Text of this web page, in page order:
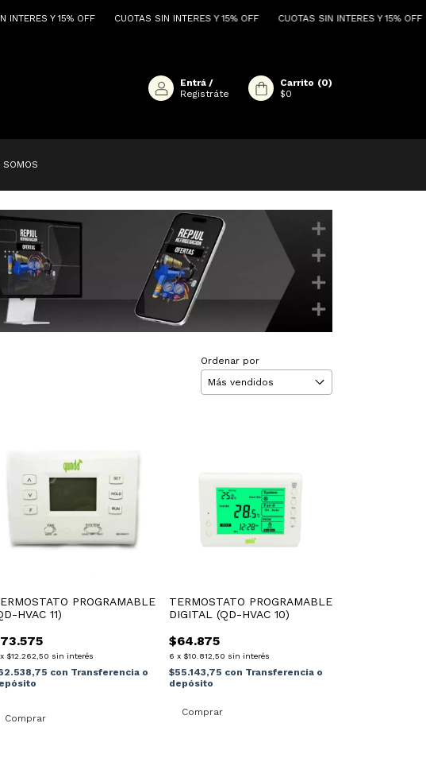
Y 15% OFF CUOTAS SIN INTERES Y 15% OFF CUOTAS SIN INTERES Y 15% OFF
Entrá /
Registráte
Carrito (0)
$0
SOMOS
Ordenar por
PROGRAMABLE
HVAC 11)
x $12.262,50 sin interés
con Transferencia o
TERMOSTATO PROGRAMABLE
DIGITAL (QD-HVAC 10)
$64.875
6 x $10.812,50 sin interés
$55.143,75 con Transferencia o
depósito